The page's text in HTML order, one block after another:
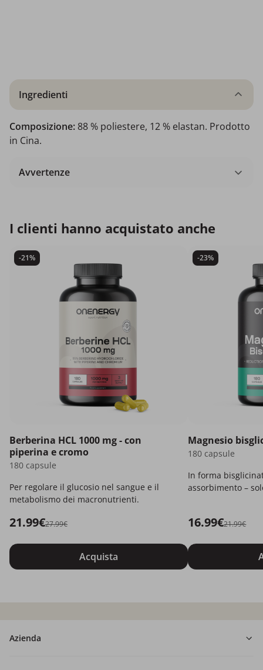
Ingredienti
Composizione: 88 % poliestere, 12 % elastan. Prodotto
in Cina.
Avvertenze
I clienti hanno acquistato anche
-21%
Berberina HCL 1000 mg - con
piperina e cromo
180 capsule
Per regolare il glucosio nel sangue e il
metabolismo dei macronutrienti.
21.99€27.99€
Acquista
-23%
Magnesio
180 capsule
In forma
assorbimento –
16.99€21.99€
Azienda